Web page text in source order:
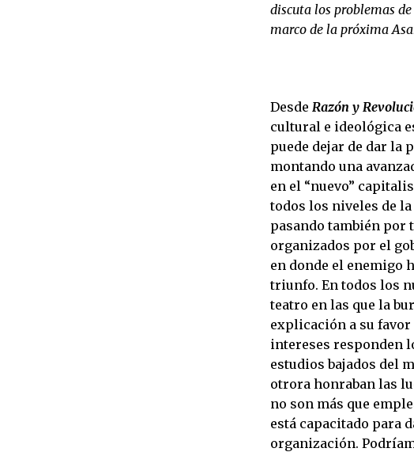
discuta los problemas
marco de la próxima
Desde Razón y
cultural e ideológica
puede dejar de dar la
montando una
en el “nuevo”
todos los niveles de
pasando también por
organizados por el
en donde el enemigo
triunfo. En todos los
teatro en las que la
explicación a su favor
intereses responden
estudios bajados del
otrora honraban las
no son más que
está capacitado para
organización.